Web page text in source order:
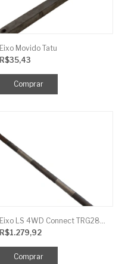
Eixo Movido Tatu
R$35,43
R$1.279,92